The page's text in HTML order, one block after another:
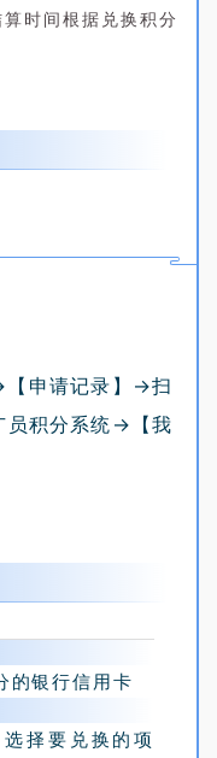
时间根据兑换积分
申请记录】→扫
员积分系统→【我
的银行信用卡
择要兑换的项